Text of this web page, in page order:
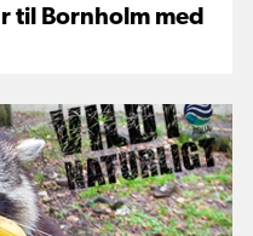
til Bornholm med